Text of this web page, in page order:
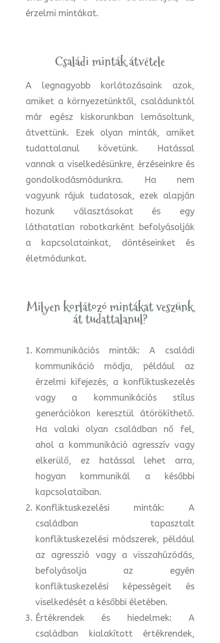
érzelmi mintákat.
Családi minták átvétele
A legnagyobb korlátozásaink azok,
amiket a környezetünktől, családunktól
már egész kiskorunkban lemásoltunk,
átvettünk. Ezek olyan minták, amiket
tudattalanul követünk. Hatással
vannak a viselkedésünkre, érzéseinkre és
gondolkodásmódunkra. Ha nem
vagyunk rájuk tudatosak, ezek alapján
hozunk választásokat és egy
láthatatlan robotkarként befolyásolják
a kapcsolatainkat, döntéseinket és
életmódunkat.
Milyen korlátozó mintákat veszünk
át tudattalanul?
Kommunikációs minták: A családi
kommunikáció módja, például az
érzelmi kifejezés, a konfliktuskezelés
vagy a kommunikációs stílus
generációkon keresztül átörökíthető.
Ha valaki olyan családban nő fel,
ahol a kommunikáció agresszív vagy
elkerülő, ez hatással lehet arra,
hogyan kommunikál a későbbi
kapcsolataiban.
Konfliktuskezelési minták: A
családban tapasztalt
konfliktuskezelési módszerek, például
az agresszió vagy a visszahúzódás,
befolyásolja az egyén
konfliktuskezelési képességeit és
viselkedését a későbbi életében.
Értékrendek és hiedelmek: A
családban kialakított értékrendek,